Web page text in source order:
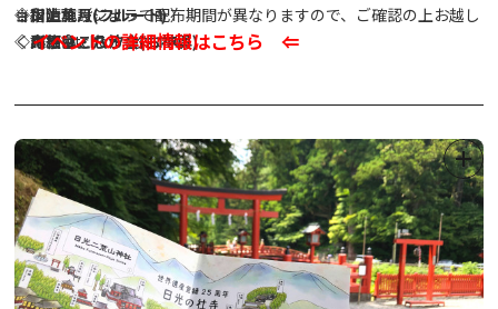
和晴れ（ジェラート）
m's kitchen（タコス）
射的
手裏剣道場
〈東武鉄道〉スマートボールゲーム（7日のみ）
〈東武鉄道〉こども制服体験（8日のみ）
◇川上葉月(フルート)
◇鬼祭會・八汐会(お神輿)
※宿泊施設によって配布期間が異なりますので、ご確認の上お越し
ください。
ョン》
詳細はこちら★
実施期間：2026年1月30日（金）～3月1日（日）
実施内容：沢口河川敷会場でのミニかまくら点灯
金・土・日曜日のみ実施
点灯時間：17：30～21：00
イベントの詳細情報はこちら ⇐